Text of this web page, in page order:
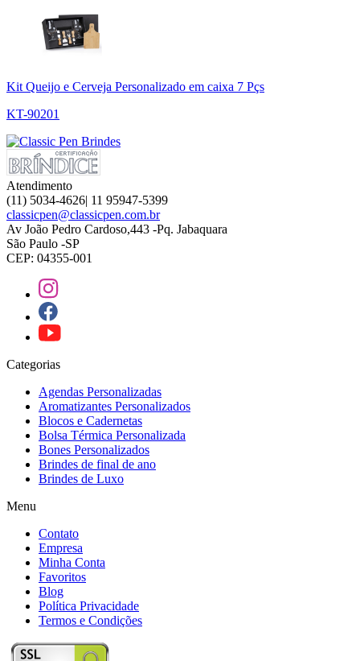
Kit Queijo e Cerveja Personalizado em caixa 7 Pçs
KT-90201
Atendimento
(11) 5034-4626| 11 95947-5399
classicpen@classicpen.com.br
Av João Pedro Cardoso,443 -Pq. Jabaquara
São Paulo -SP
CEP: 04355-001
Categorias
Agendas Personalizadas
Aromatizantes Personalizados
Blocos e Cadernetas
Bolsa Térmica Personalizada
Bones Personalizados
Brindes de final de ano
Brindes de Luxo
Menu
Contato
Empresa
Minha Conta
Favoritos
Blog
Política Privacidade
Termos e Condições